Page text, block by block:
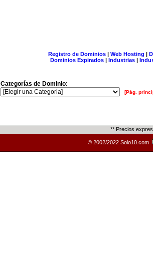
Registro de Dominios| Web Hosting |
Dominios Expirados | Industrias |
Categorías de Dominio:
[Pág.
** Precios
© 2002/2022 Solo10.com